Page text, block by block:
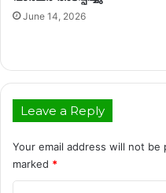
June 14, 2026
Leave a Reply
Your email address will not be
marked *